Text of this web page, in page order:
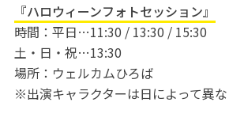
『ハロウィーンフォトセッション』
時間：平日…11:30 / 13:30 / 15:30
土・日・祝…13:30
場所：ウェルカムひろば
※出演キャラクターは日によって異な